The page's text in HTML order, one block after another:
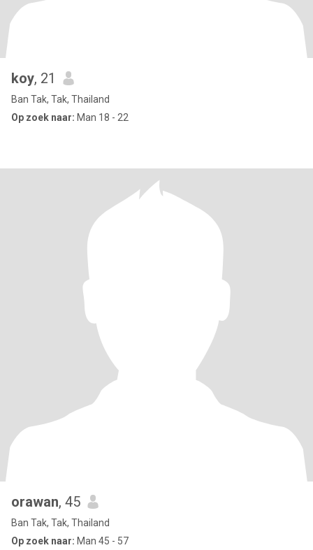
koy, 21
Ban Tak, Tak, Thailand
Op zoek naar: Man 18 - 22
orawan, 45
Ban Tak, Tak, Thailand
Op zoek naar: Man 45 - 57